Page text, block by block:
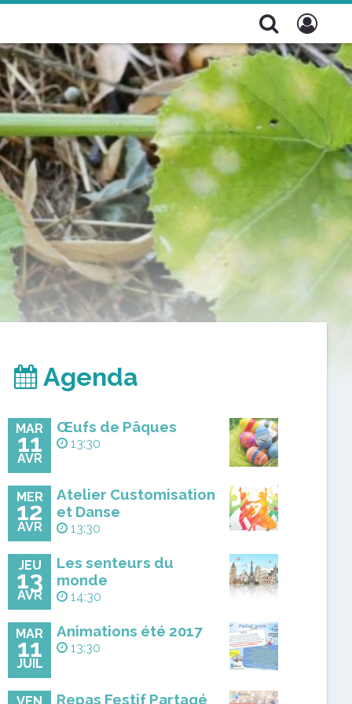
Agenda
MAR
11
AVR
Œufs de Pâques
13:30
MER
12
AVR
Atelier Customisation
et Danse
13:30
JEU
13
AVR
Les senteurs du
monde
14:30
MAR
11
JUIL
Animations été 2017
13:30
Repas Festif Partagé